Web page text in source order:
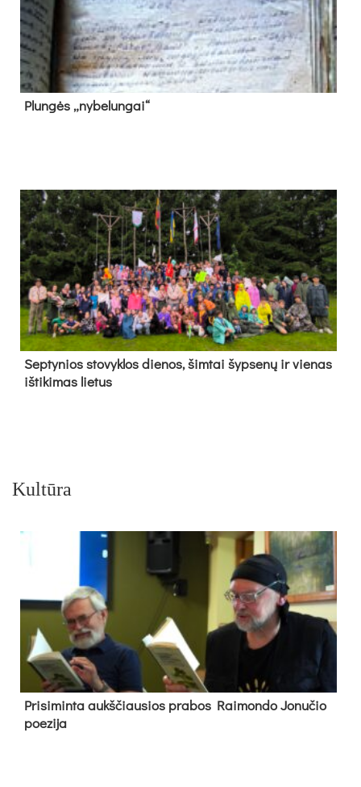
Plun­gės „ny­be­lun­gai“
Sep­ty­nios sto­vyk­los die­nos, šim­tai šyp­se­nų ir vie­nas
iš­ti­ki­mas lie­tus
Kultūra
Pri­si­min­ta aukš­čiau­sios pra­bos Rai­mon­do Jo­nu­čio
poe­zi­ja